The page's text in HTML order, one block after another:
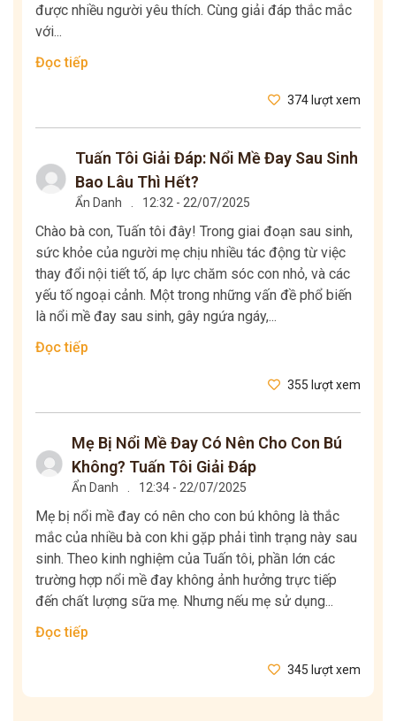
được nhiều người yêu thích. Cùng giải đáp thắc mắc
với...
Đọc tiếp
374 lượt xem
Tuấn Tôi Giải Đáp: Nổi Mề Đay Sau Sinh
Bao Lâu Thì Hết?
Ẩn Danh 12:32 - 22/07/2025
Chào bà con, Tuấn tôi đây! Trong giai đoạn sau sinh,
sức khỏe của người mẹ chịu nhiều tác động từ việc
thay đổi nội tiết tố, áp lực chăm sóc con nhỏ, và các
yếu tố ngoại cảnh. Một trong những vấn đề phổ biến
là nổi mề đay sau sinh, gây ngứa ngáy,...
Đọc tiếp
355 lượt xem
Mẹ Bị Nổi Mề Đay Có Nên Cho Con Bú
Không? Tuấn Tôi Giải Đáp
Ẩn Danh 12:34 - 22/07/2025
Mẹ bị nổi mề đay có nên cho con bú không là thắc
mắc của nhiều bà con khi gặp phải tình trạng này sau
sinh. Theo kinh nghiệm của Tuấn tôi, phần lớn các
trường hợp nổi mề đay không ảnh hưởng trực tiếp
đến chất lượng sữa mẹ. Nhưng nếu mẹ sử dụng...
Đọc tiếp
345 lượt xem